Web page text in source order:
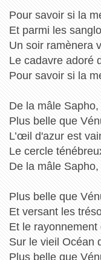
Pour savoir si la
Et parmi les
Un soir ramènera
Le cadavre adoré
Pour savoir si la
De la mâle
Plus belle que
L’œil d'azur est
Le cercle
De la mâle
Plus belle que
Et versant les
Et le
Sur le vieil Océan
Plus belle que